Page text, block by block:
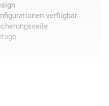
verfügbar